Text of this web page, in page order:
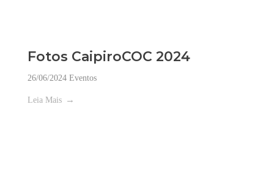
Fotos CaipiroCOC 2024
26/06/2024 Eventos
Leia Mais